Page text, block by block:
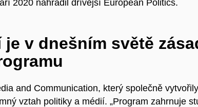
2020 nahradil dřívější European Politics.
v dnešním světě
and Communication, který společně vytvořily
vztah politiky a médií. „Program zahrnuje